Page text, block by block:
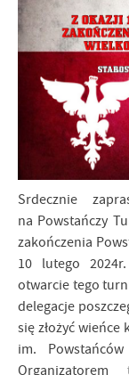
Srdecznie
na Powstańczy
zakończenia
10 lutego
otwarcie tego
delegacje
się złożyć
im.